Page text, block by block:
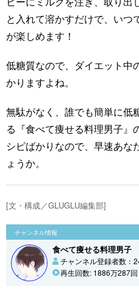
と入れて溶かすだけで、いつ
が楽しめます！
低糖質なので、ダイエット中
かりますよね。
無駄がなく、誰でも簡単に低
る『食べて痩せる料理男子』
シピばかりなので、早速あな
ょうか。
[文・構成／GLUGLU編集部]
チャンネル情報
食べて痩せる料理男子
チャンネル登録者数：
再生回数: 1886万287回